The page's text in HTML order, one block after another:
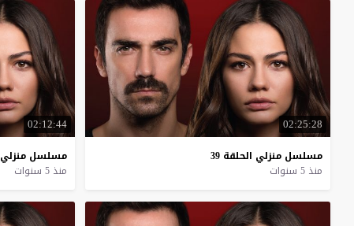
02:25:28
مسلسل منزلي الحلقة 39
منذ 5 سنوات
02:12:44
مسلسل منزلي
منذ 5 سنوات